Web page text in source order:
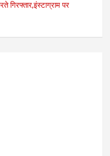
गिरफ्तार,इंस्टाग्राम पर